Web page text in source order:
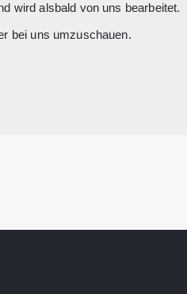
wird alsbald von uns bearbeitet.
bei uns umzuschauen.